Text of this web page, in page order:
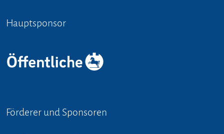
Hauptsponsor
Förderer und Sponsoren